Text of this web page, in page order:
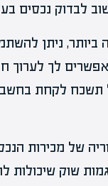
לבדוק נכסים
ביותר, ניתן
לך לערוך
תשכח לקחת
של מכירות
שוק